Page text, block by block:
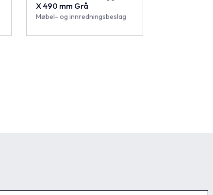
X 490 mm Grå
Møbel- og innredningsbeslag